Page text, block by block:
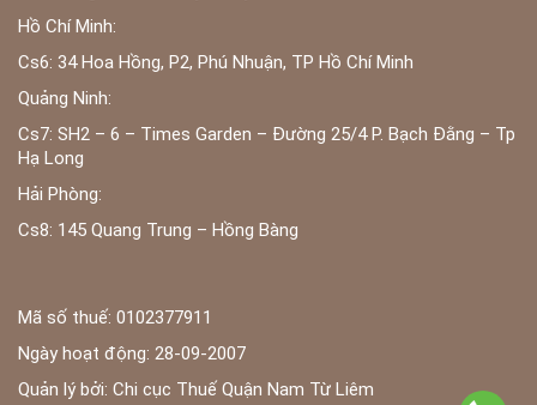
Hồ Chí Minh:
Cs6: 34 Hoa Hồng, P2, Phú Nhuận, TP Hồ Chí Minh
Quảng Ninh:
Cs7: SH2 – 6 – Times Garden – Đường 25/4 P. Bạch Đằng – Tp
Hạ Long
Hải Phòng:
Cs8: 145 Quang Trung – Hồng Bàng
Mã số thuế: 0102377911
Ngày hoạt động: 28-09-2007
Quản lý bởi: Chi cục Thuế Quận Nam Từ Liêm